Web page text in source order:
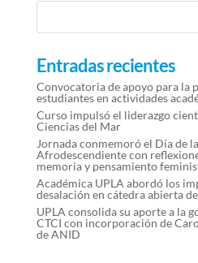
Entradas recientes
Convocatoria de apoyo para la
estudiantes en actividades
Curso impulsó el liderazgo
Ciencias del Mar
Jornada conmemoró el Día de
Afrodescendiente con
memoria y pensamiento
Académica UPLA abordó los
desalación en cátedra abierta
UPLA consolida su aporte a la
CTCI con incorporación de
de ANID